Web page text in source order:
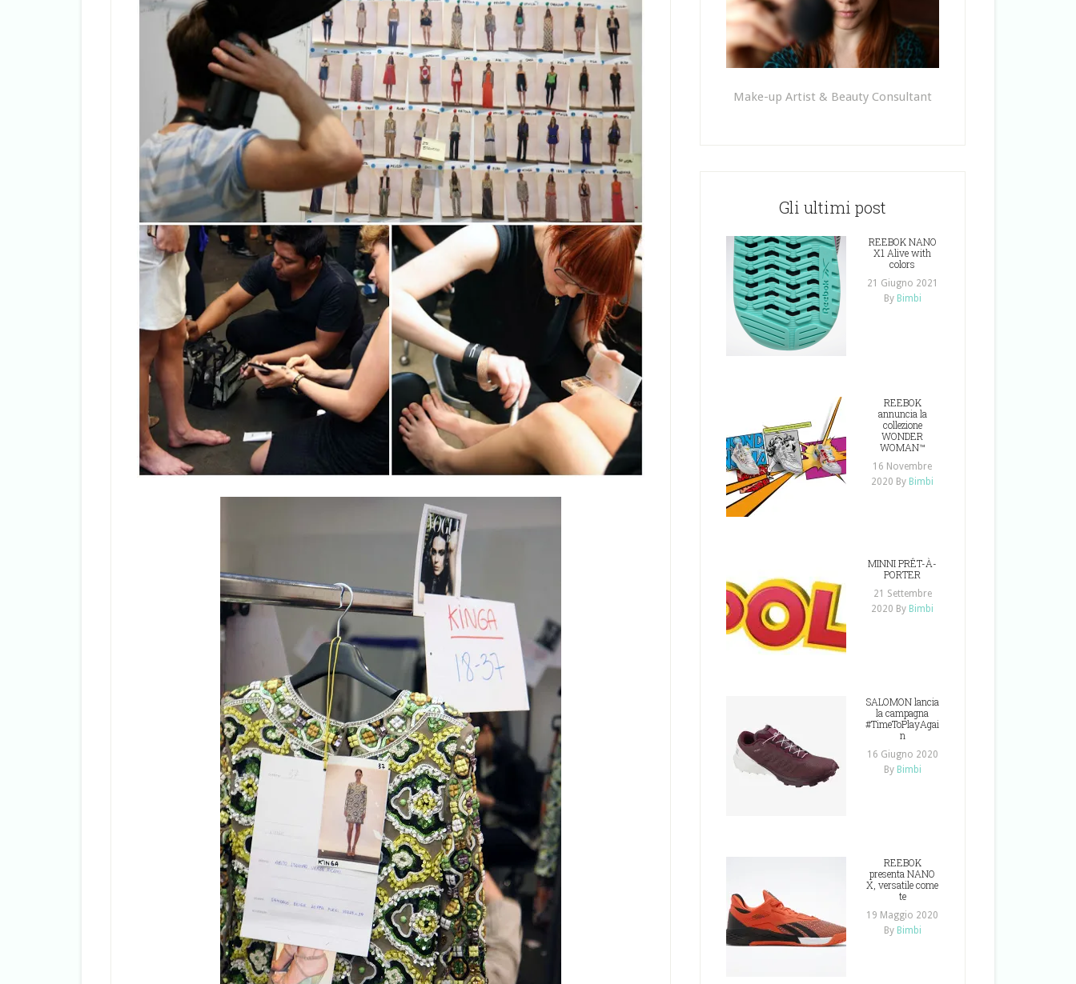
Make-up Artist & Beauty Consultant
Gli ultimi post
REEBOK NANO
X1 Alive with
colors
21 Giugno 2021
By Bimbi
REEBOK
annuncia la
collezione
WONDER
WOMAN™
16 Novembre
2020 By Bimbi
MINNI PRÊT-À-
PORTER
21 Settembre
2020 By Bimbi
SALOMON lancia
la campagna
#TimeToPlayAgai
n
16 Giugno 2020
By Bimbi
REEBOK
presenta NANO
X, versatile come
te
19 Maggio 2020
By Bimbi